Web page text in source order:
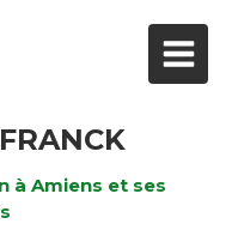
à Amiens et ses